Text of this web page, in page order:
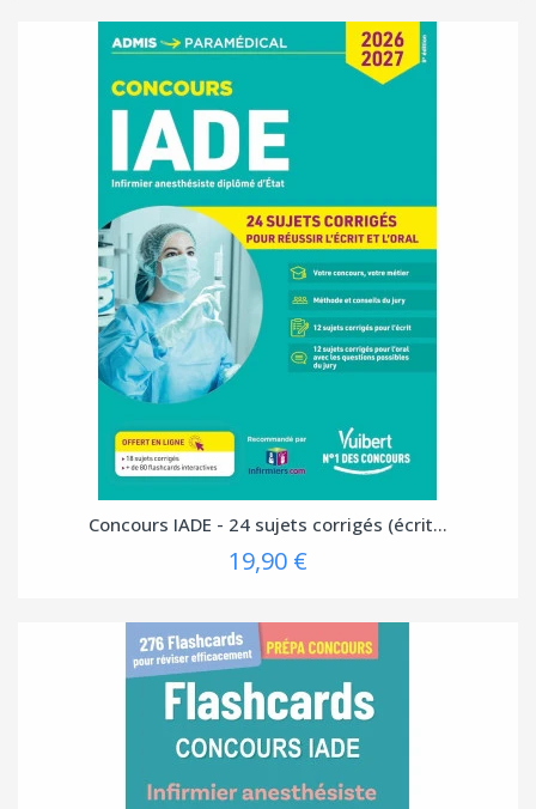
Concours IADE - 24 sujets corrigés (écrit...
19,90 €